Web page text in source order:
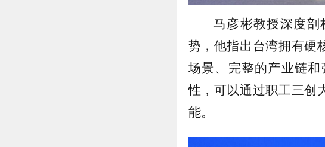
马彦彬教授深度
势，他指出台湾拥有硬
场景、完整的产业链
性，可以通过职工三创
能。